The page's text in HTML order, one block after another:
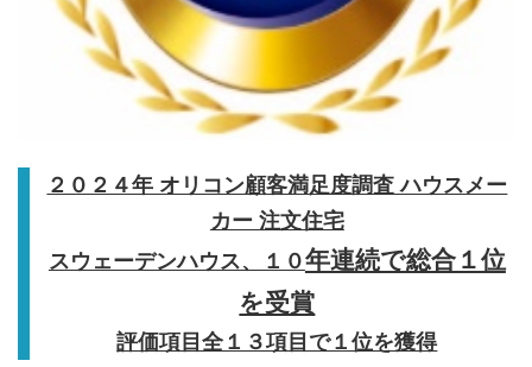
２０２４年 オリコン顧客満足度調査 ハウスメー
カー 注文住宅
スウェーデンハウス、１０年連続で総合１位
を受賞
評価項目全１３項目で１位を獲得